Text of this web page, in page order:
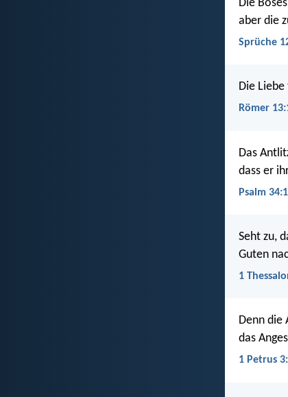
Die
aber die
Sprüche
Die
Römer
Das
dass er
Psalm
Seht zu,
Guten
1
Denn die
das
1 Petrus